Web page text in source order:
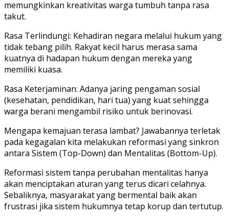
memungkinkan kreativitas warga tumbuh tanpa rasa
takut.
​Rasa Terlindungi: Kehadiran negara melalui hukum yang
tidak tebang pilih. Rakyat kecil harus merasa sama
kuatnya di hadapan hukum dengan mereka yang
memiliki kuasa.
​Rasa Keterjaminan: Adanya jaring pengaman sosial
(kesehatan, pendidikan, hari tua) yang kuat sehingga
warga berani mengambil risiko untuk berinovasi.
​Mengapa kemajuan terasa lambat? Jawabannya terletak
pada kegagalan kita melakukan reformasi yang sinkron
antara Sistem (Top-Down) dan Mentalitas (Bottom-Up).
​Reformasi sistem tanpa perubahan mentalitas hanya
akan menciptakan aturan yang terus dicari celahnya.
Sebaliknya, masyarakat yang bermental baik akan
frustrasi jika sistem hukumnya tetap korup dan tertutup.